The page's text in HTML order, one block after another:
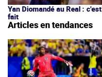
Yan Diomandé au Real : c'est
fait
Articles en tendances